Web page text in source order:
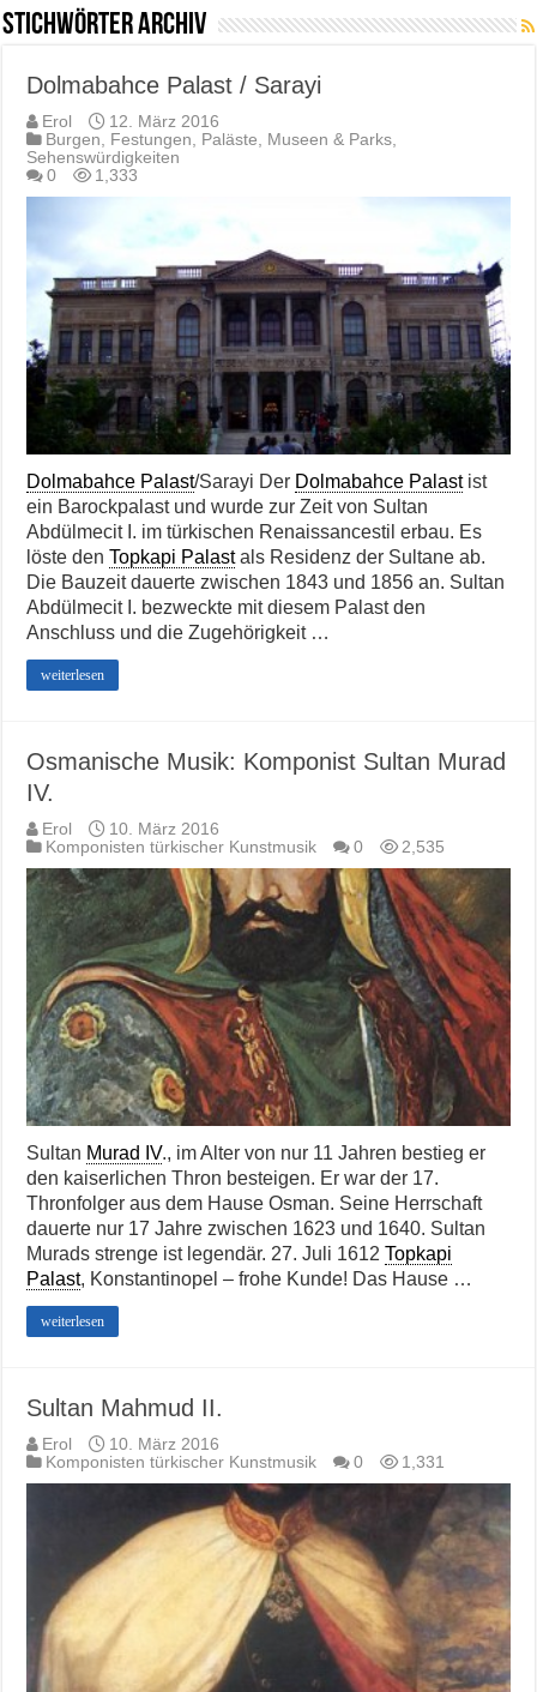
Stichwörter Archiv
Dolmabahce Palast / Sarayi
Erol
12. März 2016
Burgen, Festungen, Paläste, Museen & Parks,
Sehenswürdigkeiten
0
1,333
Dolmabahce Palast/Sarayi Der Dolmabahce Palastist
ein Barockpalast und wurde zur Zeit von Sultan
Abdülmecit I. im türkischen Renaissancestil erbau. Es
löste denTopkapi Palastals Residenz der Sultane ab.
Die Bauzeit dauerte zwischen 1843 und 1856 an. Sultan
Abdülmecit I. bezweckte mit diesem Palast den
Anschluss und die Zugehörigkeit …
weiterlesen
Osmanische Musik: Komponist Sultan Murad
IV.
Erol
10. März 2016
Komponisten türkischer Kunstmusik
0 2,535
Sultan Murad IV., im Alter von nur 11 Jahren bestieg er
den kaiserlichen Thron besteigen. Er war der 17.
Thronfolger aus dem Hause Osman. Seine Herrschaft
dauerte nur 17 Jahre zwischen 1623 und 1640. Sultan
Murads strenge ist legendär. 27. Juli 1612Topkapi
Palast, Konstantinopel – frohe Kunde! Das Hause …
weiterlesen
Sultan Mahmud II.
Erol
10. März 2016
Komponisten türkischer Kunstmusik
0 1,331